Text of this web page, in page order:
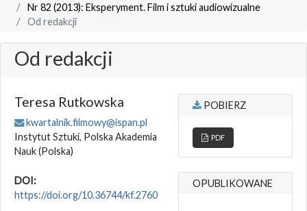
Nr 82 (2013): Eksperyment. Film i sztuki audiowizualne
Od redakcji
Od redakcji
Teresa Rutkowska
kwartalnik.filmowy@ispan.pl
Instytut Sztuki, Polska Akademia
Nauk(Polska)
DOI:
https://doi.org/10.36744/kf.2760
POBIERZ
PDF
OPUBLIKOWANE